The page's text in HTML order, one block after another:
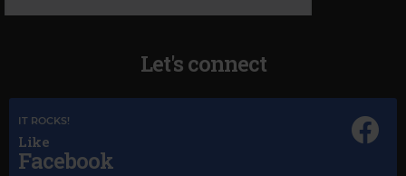
Let's connect
IT ROCKS!
Like
Facebook